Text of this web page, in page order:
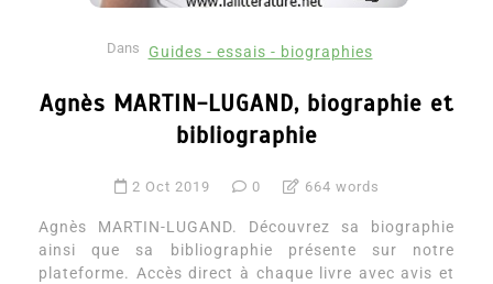
Dans Guides - essais - biographies
Agnès MARTIN-LUGAND, biographie et
bibliographie
2 Oct 2019 0 664 words
Agnès MARTIN-LUGAND. Découvrez sa biographie
ainsi que sa bibliographie présente sur notre
plateforme. Accès direct à chaque livre avec avis et